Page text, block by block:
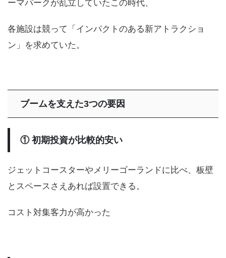
ーマパークが乱立していたこの時代、
各施設は競って「インパクトのある新アトラクショ
ン」を求めていた。
ブームを支えた3つの要因
① 初期投資が比較的安い
ジェットコースターやメリーゴーランドに比べ、板壁
とスペースさえあれば設置できる。
コスト対集客力が高かった